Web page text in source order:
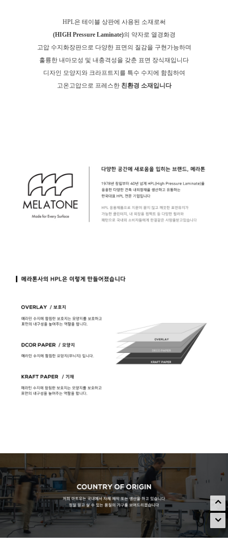
HPL은 테이블 상판에 사용된 소재로써
(HIGH Pressure Laminate)의 약자로 열경화경
고압 수지화장판으로 다양한 표면의 질감을 구현가능하며
훌륭한 내마모성 및 내충격성을 갖춘 표면 장식재입니다
디자인 모양지와 크라프트지를 특수 수지에 함침하여
고온고압으로 프레스한 친환경 소재입니다